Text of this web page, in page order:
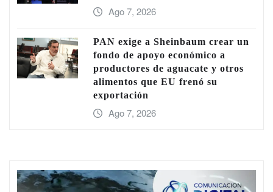
Ago 7, 2026
PAN exige a Sheinbaum crear un
fondo de apoyo económico a
productores de aguacate y otros
alimentos que EU frenó su
exportación
Ago 7, 2026